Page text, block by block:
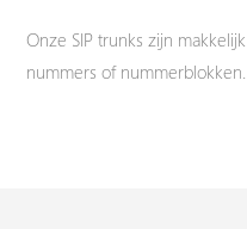
Onze SIP trunks zijn
nummers of nummerblokken.